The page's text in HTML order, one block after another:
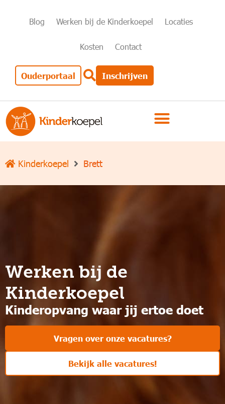
Blog Werken bij de Kinderkoepel Locaties
Kosten Contact
Ouderportaal Inschrijven
Kinderkoepel Brett
Werken bij de
Kinderkoepel
Kinderopvang waar jij ertoe doet
Vragen over onze vacatures?
Bekijk alle vacatures!